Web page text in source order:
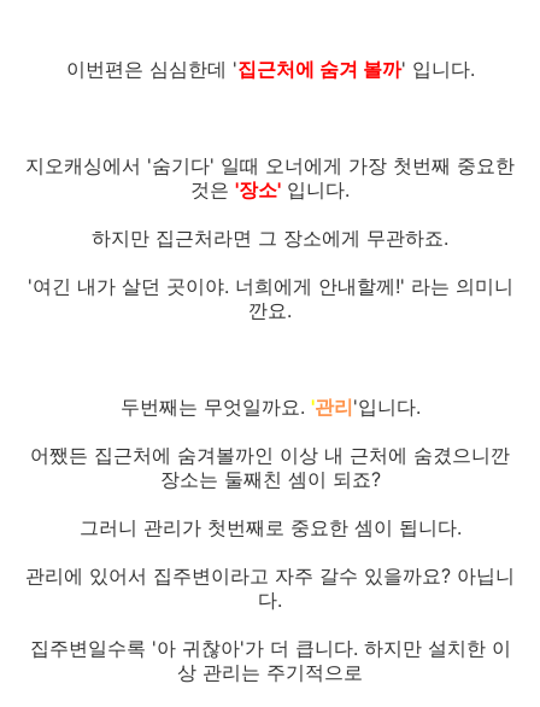
이번편은 심심한데 '집근처에 숨겨 볼까' 입니다.
지오캐싱에서 '숨기다' 일때 오너에게 가장 첫번째 중요한
것은 '장소' 입니다.
하지만 집근처라면 그 장소에게 무관하죠.
'여긴 내가 살던 곳이야. 너희에게 안내할께!' 라는 의미니
깐요.
두번째는 무엇일까요. '관리'입니다.
어쨌든 집근처에 숨겨볼까인 이상 내 근처에 숨겼으니깐
장소는 둘째친 셈이 되죠?
그러니 관리가 첫번째로 중요한 셈이 됩니다.
관리에 있어서 집주변이라고 자주 갈수 있을까요? 아닙니
다.
집주변일수록 '아 귀찮아'가 더 큽니다. 하지만 설치한 이
상 관리는 주기적으로